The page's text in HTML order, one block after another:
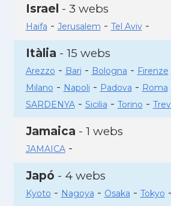
Israel - 3 webs
Haifa - Jerusalem - Tel Aviv-
Itàlia - 15 webs
Arezzo - Bari - Bologna - Firenze
Milano - Napoli - Padova - Roma
SARDENYA- Sicilia - Torino -
Jamaica - 1 webs
JAMAICA-
Japó - 4 webs
Kyoto - Nagoya - Osaka - Tokyo -